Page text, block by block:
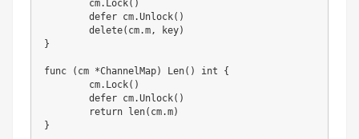
	cm
. Lock( )
defer cm.Unlock( )
delete( cm.m , key)
}
func ( cm *ChannelMap) Len( ) int
{
	cm
. Lock( )
defer cm.Unlock( )
return len( cm.m)
}